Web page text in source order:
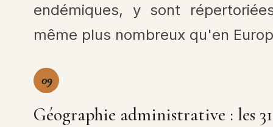
endémiques, y sont
même plus nombreux qu'en
09
Géographie administrative : les